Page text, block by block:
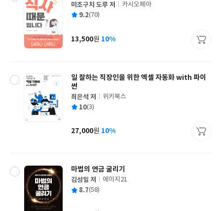
글
쓴
미조구치 도루 저
출
사
카시오페아
평 9.2(70)
가
13,500원 10%
일 잘하는 직장인을 위한 엑셀 자동화 with 파이
썬
글
쓴
최은석 저
출
사
위키북스
평 10(3)
가
27,000원 10%
마법의 연금 굴리기
글
쓴
김성일 저
출
에이지21
평 8.7(58)